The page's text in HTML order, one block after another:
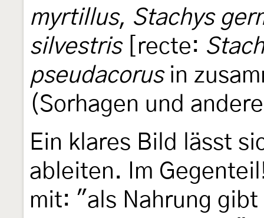
myrtillus, Stachys
silvestris[recte:
pseudacorusin
(Sorhagen und
Ein klares Bild lässt
ableiten. Im
mit: "als Nahrung